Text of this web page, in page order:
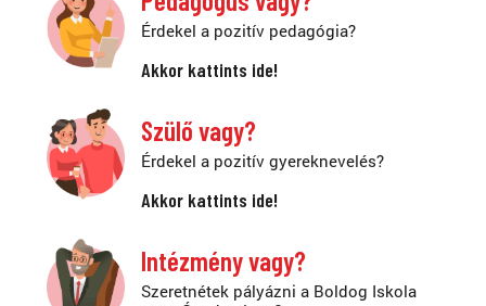
Érdekel a pozitív pedagógia?
Akkor kattints ide!
Szülő vagy?
Érdekel a pozitív gyereknevelés?
Akkor kattints ide!
Intézmény vagy?
Szeretnétek pályázni a Boldog Iskola